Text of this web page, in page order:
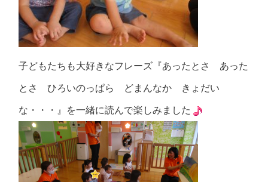
子どもたちも大好きなフレーズ『あったとさ あった
とさ ひろいのっぱら どまんなか きょだい
な・・・』を一緒に読んで楽しみました